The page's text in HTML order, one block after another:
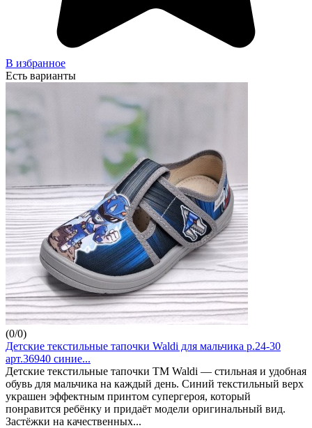
В избранное
Есть варианты
(0/0)
Детские текстильные тапочки Waldi для мальчика р.24-30
арт.36940 синие...
Детские текстильные тапочки ТМ Waldi — стильная и удобная
обувь для мальчика на каждый день. Синий текстильный верх
украшен эффектным принтом супергероя, который
понравится ребёнку и придаёт модели оригинальный вид.
Застёжки на качественных...